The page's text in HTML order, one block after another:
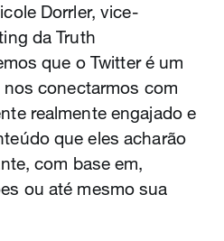
Dorrler, vice-
da Truth
que o Twitter é um
conectarmos com
realmente engajado e
que eles acharão
com base em,
ou até mesmo sua